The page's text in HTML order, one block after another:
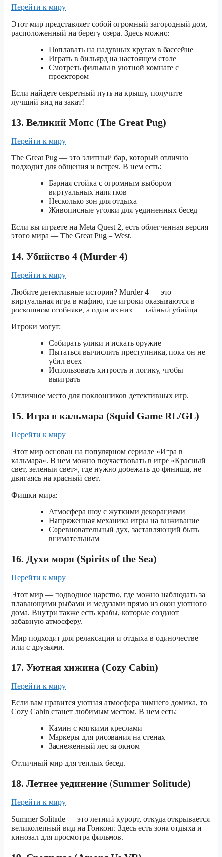
Перейти к миру
Этот мир представляет собой огромный загородный дом,
расположенный на берегу озера. Здесь можно:
Поплавать на надувных кругах в бассейне
Играть в бильярд на настоящем столе
Смотреть фильмы в уютной комнате с
проектором
Если найдете секретный путь на крышу, получите
лучший вид на закат!
13. Великий Мопс (The Great Pug)
Перейти к миру
The Great Pug — это элитный бар, который отлично
подходит для общения и встреч. В нем есть:
Барная стойка с огромным выбором
виртуальных напитков
Несколько зон для отдыха
Живописные уголки для уединенных бесед
Если вы играете на Meta Quest 2, есть облегченная версия
этого мира — The Great Pug – West.
14. Убийство 4 (Murder 4)
Перейти к миру
Любите детективные истории? Murder 4 — это
виртуальная игра в мафию, где игроки оказываются в
роскошном особняке, а один из них — тайный убийца.
Игроки могут:
Собирать улики и искать оружие
Пытаться вычислить преступника, пока он не
убил всех
Использовать хитрость и логику, чтобы
выиграть
Отличное место для поклонников детективных игр.
15. Игра в кальмара (Squid Game RL/GL)
Перейти к миру
Этот мир основан на популярном сериале «Игра в
кальмара». В нем можно поучаствовать в игре «Красный
свет, зеленый свет», где нужно добежать до финиша, не
двигаясь на красный свет.
Фишки мира:
Атмосфера шоу с жуткими декорациями
Напряженная механика игры на выживание
Соревновательный дух, заставляющий быть
внимательным
16. Духи моря (Spirits of the Sea)
Перейти к миру
Этот мир — подводное царство, где можно наблюдать за
плавающими рыбами и медузами прямо из окон уютного
дома. Внутри также есть крабы, которые создают
забавную атмосферу.
Мир подходит для релаксации и отдыха в одиночестве
или с друзьями.
17. Уютная хижина (Cozy Cabin)
Перейти к миру
Если вам нравится уютная атмосфера зимнего домика, то
Cozy Cabin станет любимым местом. В нем есть:
Камин с мягкими креслами
Маркеры для рисования на стенах
Заснеженный лес за окном
Отличный мир для теплых бесед.
18. Летнее уединение (Summer Solitude)
Перейти к миру
Summer Solitude — это летний курорт, откуда открывается
великолепный вид на Гонконг. Здесь есть зона отдыха и
кинозал для просмотра фильмов.